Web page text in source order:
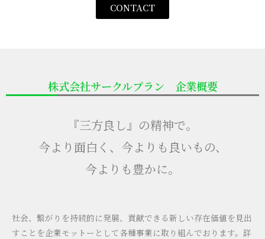
CONTACT
株式会社サークルプラン 企業概要
『三方良し』の精神で。
今より面白く、今よりも良いもの、
今よりも豊かに。
社会、繋がりを持続的に発展、貢献できる新しい存在価値を見出
すことを企業モットーとして各種事業に取り組んでおります。詳